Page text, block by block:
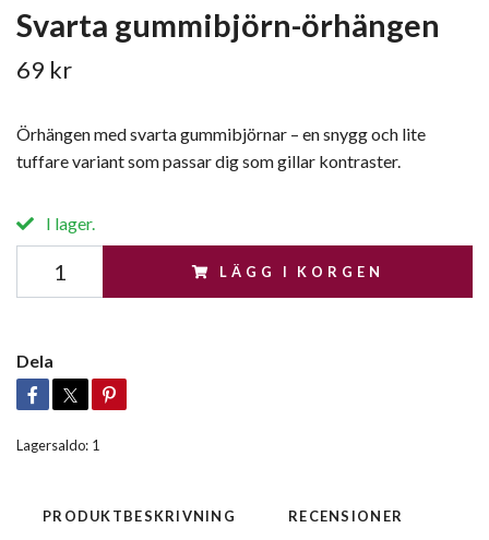
Svarta gummibjörn-örhängen
69 kr
Örhängen med svarta gummibjörnar – en snygg och lite
tuffare variant som passar dig som gillar kontraster.
I lager.
LÄGG I KORGEN
Dela
Lagersaldo: 1
PRODUKTBESKRIVNING RECENSIONER